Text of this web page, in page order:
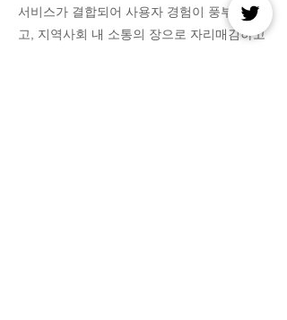
서비스가 결합되어 사용자 경험이 풍부해지
고, 지역사회 내 소통의 장으로 자리매김하고